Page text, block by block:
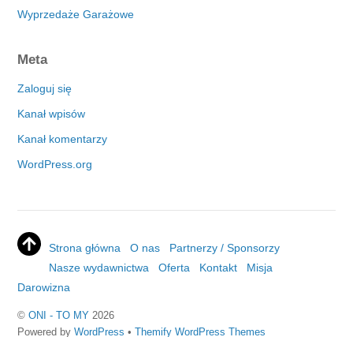
Wyprzedaże Garażowe
Meta
Zaloguj się
Kanał wpisów
Kanał komentarzy
WordPress.org
Strona główna O nas
Partnerzy / Sponsorzy
Nasze wydawnictwa
Oferta Kontakt
Misja
Darowizna
©ONI - TO MY 2026
Powered byWordPress •Themify WordPress Themes